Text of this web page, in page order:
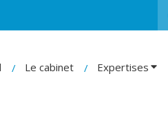
Le cabinet Expertises